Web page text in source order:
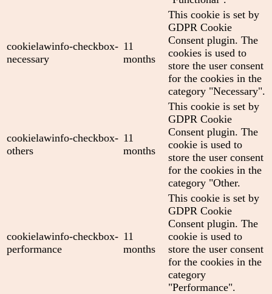
cookielawinfo-checkbox-
necessary
11
months
This cookie is set by
GDPR Cookie
Consent plugin. The
cookies is used to
store the user consent
for the cookies in the
category "Necessary".
cookielawinfo-checkbox-
others
11
months
This cookie is set by
GDPR Cookie
Consent plugin. The
cookie is used to
store the user consent
for the cookies in the
category "Other.
cookielawinfo-checkbox-
performance
11
months
This cookie is set by
GDPR Cookie
Consent plugin. The
cookie is used to
store the user consent
for the cookies in the
category
"Performance".